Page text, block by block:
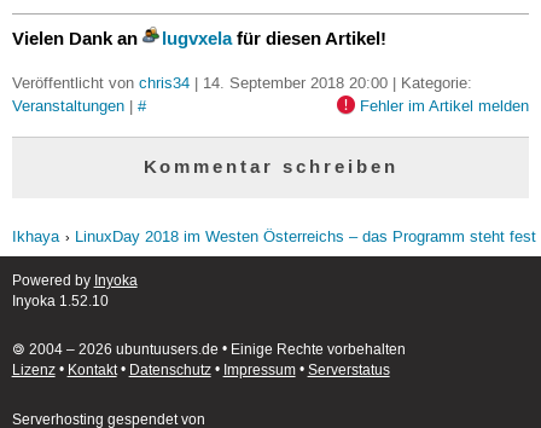
Vielen Dank an lugvxelafür diesen Artikel!
Veröffentlicht von chris34| 14. September 2018 20:00 | Kategorie:
Veranstaltungen| # Fehler im Artikel melden
Kommentar schreiben
Ikhaya LinuxDay 2018 im Westen Österreichs – das Programm steht fest
Powered by Inyoka
Inyoka 1.52.10
🄯 2004 – 2026 ubuntuusers.de • Einige Rechte vorbehalten
Lizenz• Kontakt• Datenschutz• Impressum• Serverstatus
Serverhosting gespendet von